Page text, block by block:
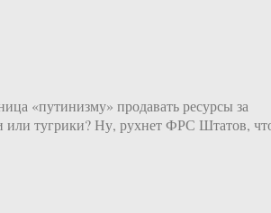
«путинизму» продавать ресурсы за
или тугрики? Ну, рухнет ФРС Штатов,